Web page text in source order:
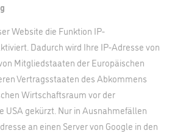
Website die Funktion IP-
Dadurch wird Ihre IP-Adresse von
Mitgliedstaaten der Europäischen
Vertragsstaaten des Abkommens
Wirtschaftsraum vor der
USA gekürzt. Nur in Ausnahmefällen
an einen Server von Google in den